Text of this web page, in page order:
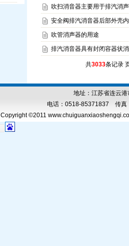
吹扫消音器主要用于排汽消
安全阀排汽消音器后部外壳
吹管消声器的用途
排汽消音器具有封闭容器状
共3033条记录
地址：江苏省连云
电话：0518-85371837 传
Copyright ©2011